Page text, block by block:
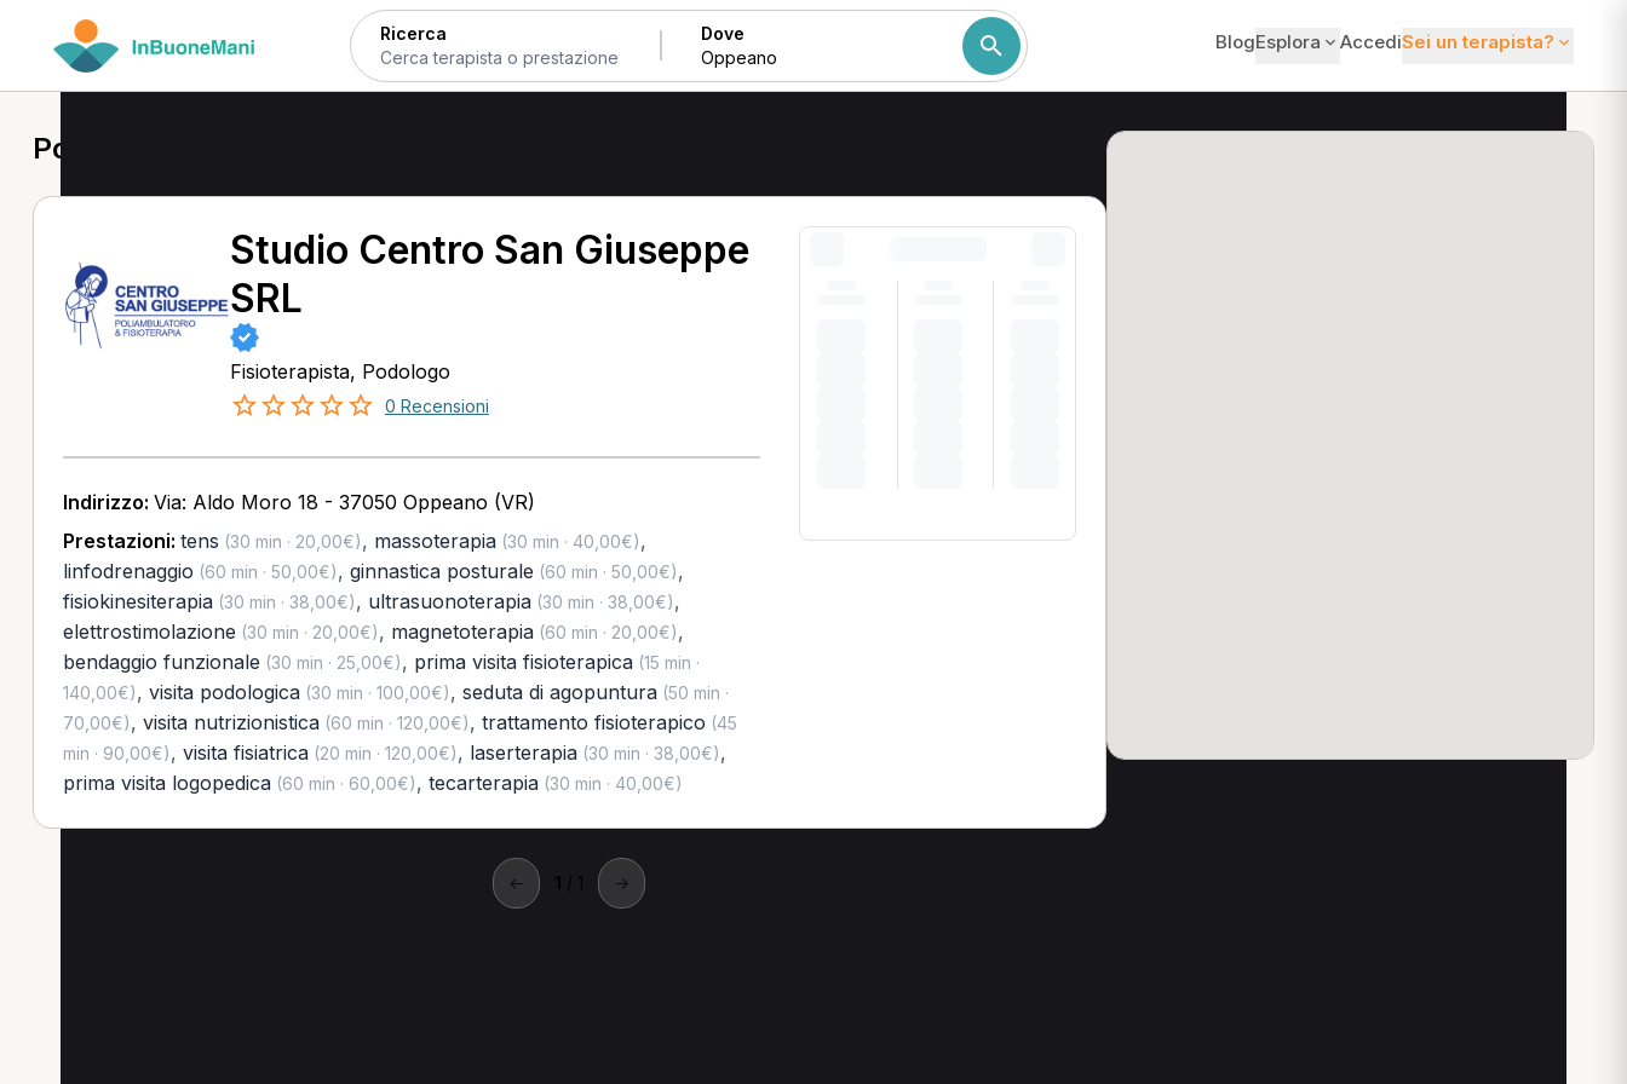
Ricerca Dove BlogEsplora AccediSei un terapista?
Podologo a Oppeano
Studio Centro San Giuseppe
SRL
Fisioterapista, Podologo
0 Recensioni
Indirizzo: Via: Aldo Moro 18 - 37050 Oppeano (VR)
Prestazioni: tens (30 min · 20,00€), massoterapia(30 min · 40,00€),
linfodrenaggio (60 min · 50,00€), ginnastica posturale (60 min · 50,00€),
fisiokinesiterapia(30 min · 38,00€), ultrasuonoterapia(30 min · 38,00€),
elettrostimolazione (30 min · 20,00€), magnetoterapia(60 min · 20,00€),
bendaggio funzionale (30 min · 25,00€), prima visita fisioterapica(15 min ·
140,00€), visita podologica(30 min · 100,00€), seduta di agopuntura(50 min ·
70,00€), visita nutrizionistica(60 min · 120,00€), trattamento fisioterapico (45
min · 90,00€), visita fisiatrica(20 min · 120,00€), laserterapia(30 min · 38,00€),
prima visita logopedica(60 min · 60,00€), tecarterapia(30 min · 40,00€)
← 1 / 1 →